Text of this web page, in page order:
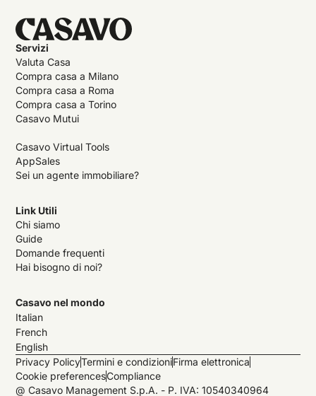
Servizi
Valuta Casa
Compra casa a Milano
Compra casa a Roma
Compra casa a Torino
Casavo Mutui
Casavo Virtual Tools
AppSales
Sei un agente immobiliare?
Link Utili
Chi siamo
Guide
Domande frequenti
Hai bisogno di noi?
Casavo nel mondo
Italian
French
English
Privacy PolicyTermini e condizioniFirma elettronica
Cookie preferencesCompliance
@ Casavo Management S.p.A. - P. IVA: 10540340964